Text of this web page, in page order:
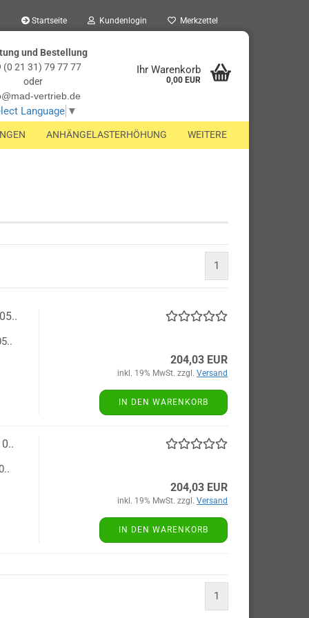
Startseite Kundenlogin Merkzettel
und Bestellung
(0 21 31) 79 77 77
oder
vertrieb.de
Language ▼
Ihr Warenkorb
0,00 EUR
ANHÄNGELASTERHÖHUNG WEITERE
1
204,03 EUR
inkl. 19% MwSt. zzgl. Versand
IN DEN WARENKORB
204,03 EUR
inkl. 19% MwSt. zzgl. Versand
IN DEN WARENKORB
1